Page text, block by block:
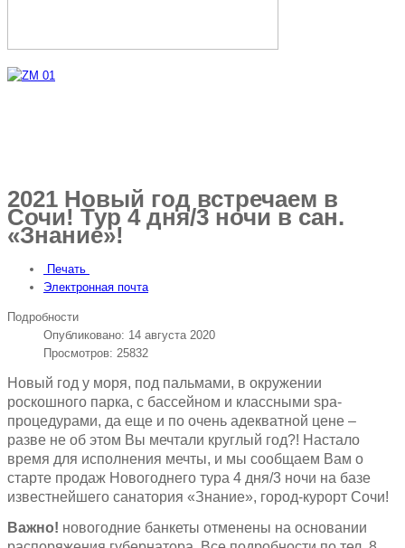
2021 Новый год встречаем в
Сочи! Тур 4 дня/3 ночи в сан.
«Знание»!
Печать
Электронная почта
Подробности
Опубликовано: 14 августа 2020
Просмотров: 25832
Новый год у моря, под пальмами, в окружении
роскошного парка, с бассейном и классными spa-
процедурами, да еще и по очень адекватной цене –
разве не об этом Вы мечтали круглый год?! Настало
время для исполнения мечты, и мы сообщаем Вам о
старте продаж Новогоднего тура 4 дня/3 ночи на базе
известнейшего санатория «Знание», город-курорт Сочи!
Важно! новогодние банкеты отменены на основании